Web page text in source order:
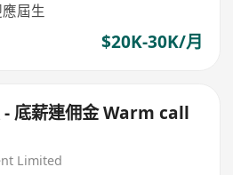
屆生
$20K-30K/月
- 底薪連佣金 Warm call
Limited